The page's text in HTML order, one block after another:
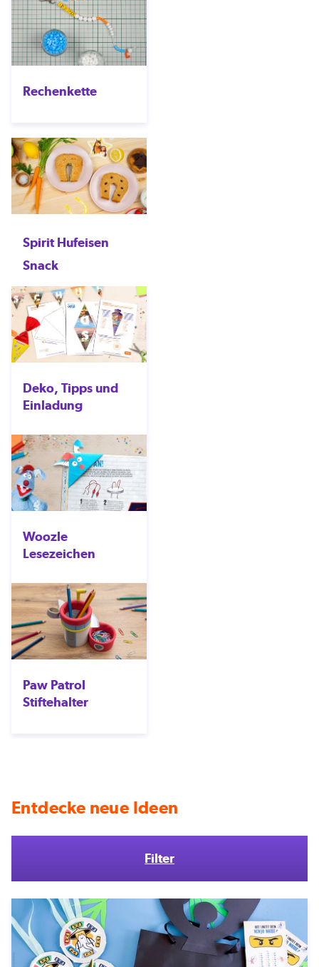
Rechenkette
Spirit Hufeisen
Snack
Deko, Tipps und
Einladung
Woozle
Lesezeichen
Paw Patrol
Stiftehalter
Entdecke neue Ideen
Filter